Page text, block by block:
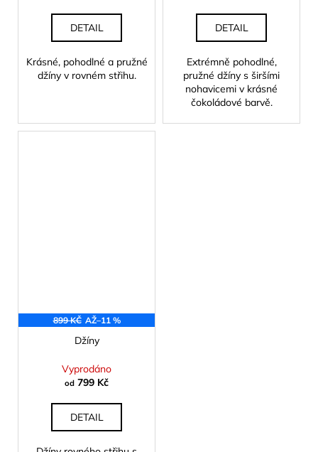
DETAIL
Krásné, pohodlné a pružné
džíny v rovném střihu.
DETAIL
Extrémně pohodlné,
pružné džíny s širšími
nohavicemi v krásné
čokoládové barvě.
899 KČ AŽ–11 %
Džíny
Vyprodáno
od 799 Kč
DETAIL